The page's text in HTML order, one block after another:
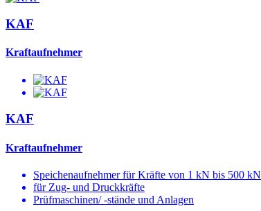
KAF
Kraftaufnehmer
KAF
Kraftaufnehmer
Speichenaufnehmer für Kräfte von 1 kN bis 500 kN
für Zug- und Druckkräfte
Prüfmaschinen/ -stände und Anlagen